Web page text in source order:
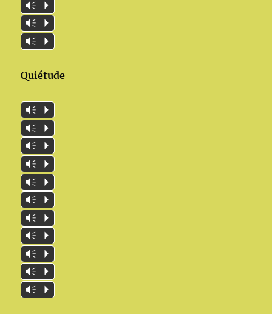
Vm P
Vm P
Vm P
Quiétude
Vm P
Vm P
Vm P
Vm P
Vm P
Vm P
Vm P
Vm P
Vm P
Vm P
Vm P